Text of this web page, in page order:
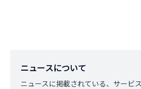
ニュースについて
ニュースに掲載されている、サービ